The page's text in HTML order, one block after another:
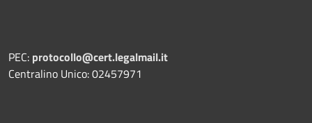
PEC: protocollo@cert.legalmail.it
Centralino Unico: 02457971